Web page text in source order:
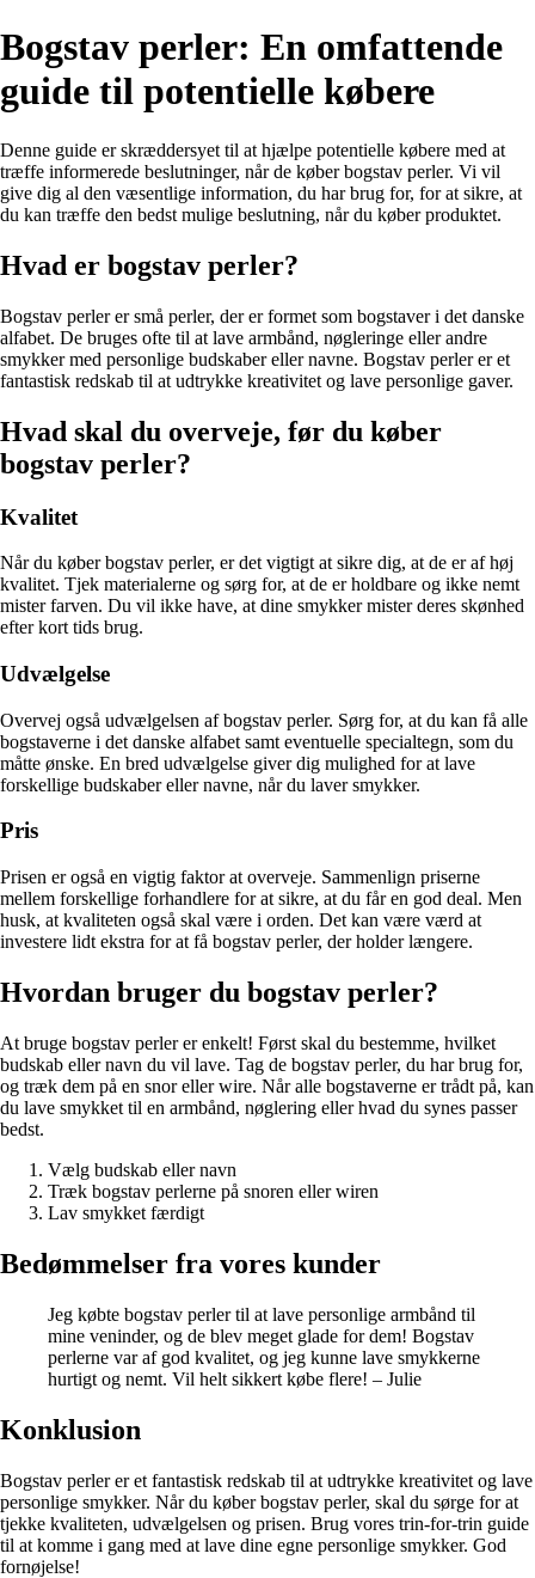
Bogstav perler: En omfattende
guide til potentielle købere
Denne guide er skræddersyet til at hjælpe potentielle købere med at
træffe informerede beslutninger, når de køber bogstav perler. Vi vil
give dig al den væsentlige information, du har brug for, for at sikre, at
du kan træffe den bedst mulige beslutning, når du køber produktet.
Hvad er bogstav perler?
Bogstav perler er små perler, der er formet som bogstaver i det danske
alfabet. De bruges ofte til at lave armbånd, nøgleringe eller andre
smykker med personlige budskaber eller navne. Bogstav perler er et
fantastisk redskab til at udtrykke kreativitet og lave personlige gaver.
Hvad skal du overveje, før du køber
bogstav perler?
Kvalitet
Når du køber bogstav perler, er det vigtigt at sikre dig, at de er af høj
kvalitet. Tjek materialerne og sørg for, at de er holdbare og ikke nemt
mister farven. Du vil ikke have, at dine smykker mister deres skønhed
efter kort tids brug.
Udvælgelse
Overvej også udvælgelsen af bogstav perler. Sørg for, at du kan få alle
bogstaverne i det danske alfabet samt eventuelle specialtegn, som du
måtte ønske. En bred udvælgelse giver dig mulighed for at lave
forskellige budskaber eller navne, når du laver smykker.
Pris
Prisen er også en vigtig faktor at overveje. Sammenlign priserne
mellem forskellige forhandlere for at sikre, at du får en god deal. Men
husk, at kvaliteten også skal være i orden. Det kan være værd at
investere lidt ekstra for at få bogstav perler, der holder længere.
Hvordan bruger du bogstav perler?
At bruge bogstav perler er enkelt! Først skal du bestemme, hvilket
budskab eller navn du vil lave. Tag de bogstav perler, du har brug for,
og træk dem på en snor eller wire. Når alle bogstaverne er trådt på, kan
du lave smykket til en armbånd, nøglering eller hvad du synes passer
bedst.
Vælg budskab eller navn
Træk bogstav perlerne på snoren eller wiren
Lav smykket færdigt
Bedømmelser fra vores kunder
Jeg købte bogstav perler til at lave personlige armbånd til
mine veninder, og de blev meget glade for dem! Bogstav
perlerne var af god kvalitet, og jeg kunne lave smykkerne
hurtigt og nemt. Vil helt sikkert købe flere! – Julie
Konklusion
Bogstav perler er et fantastisk redskab til at udtrykke kreativitet og lave
personlige smykker. Når du køber bogstav perler, skal du sørge for at
tjekke kvaliteten, udvælgelsen og prisen. Brug vores trin-for-trin guide
til at komme i gang med at lave dine egne personlige smykker. God
fornøjelse!